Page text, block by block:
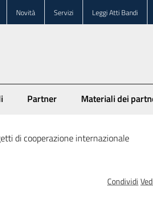
Novità Servizi Leggi Atti Bandi
Partner Materiali dei
di cooperazione internazionale
Condividi